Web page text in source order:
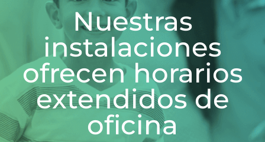
Nuestras
instalaciones
ofrecen horarios
extendidos de
oficina